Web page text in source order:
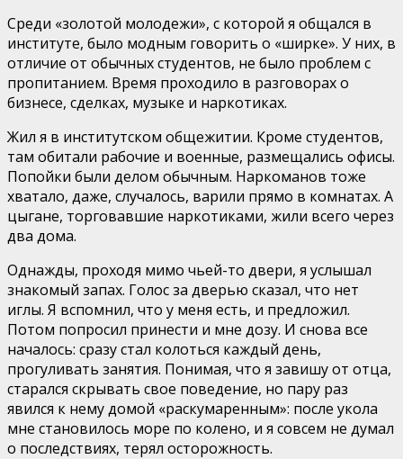
Среди «золотой молодежи», с которой я общался в
институте, было модным говорить о «ширке». У них, в
отличие от обычных студентов, не было проблем с
пропитанием. Время проходило в разговорах о
бизнесе, сделках, музыке и наркотиках.
Жил я в институтском общежитии. Кроме студентов,
там обитали рабочие и военные, размещались офисы.
Попойки были делом обычным. Наркоманов тоже
хватало, даже, случалось, варили прямо в комнатах. А
цыгане, торговавшие наркотиками, жили всего через
два дома.
Однажды, проходя мимо чьей-то двери, я услышал
знакомый запах. Голос за дверью сказал, что нет
иглы. Я вспомнил, что у меня есть, и предложил.
Потом попросил принести и мне дозу. И снова все
началось: сразу стал колоться каждый день,
прогуливать занятия. Понимая, что я завишу от отца,
старался скрывать свое поведение, но пару раз
явился к нему домой «раскумаренным»: после укола
мне становилось море по колено, и я совсем не думал
о последствиях, терял осторожность.